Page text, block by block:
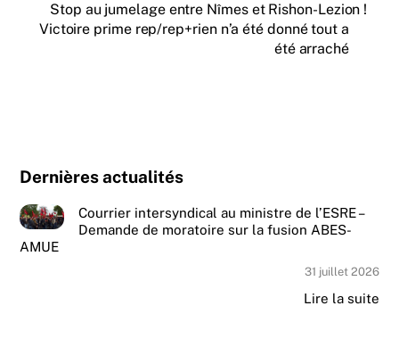
Stop au jumelage entre Nîmes et Rishon-Lezion !
Victoire prime rep/rep+rien n’a été donné tout a
été arraché
Dernières actualités
Courrier intersyndical au ministre de l’ESRE –
Demande de moratoire sur la fusion ABES-
AMUE
31 juillet 2026
Lire la suite